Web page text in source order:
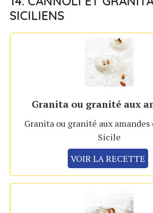
SICILIENS
Granita ou granité aux
Granita ou granité aux
Sicile
VOIR LA RECETTE